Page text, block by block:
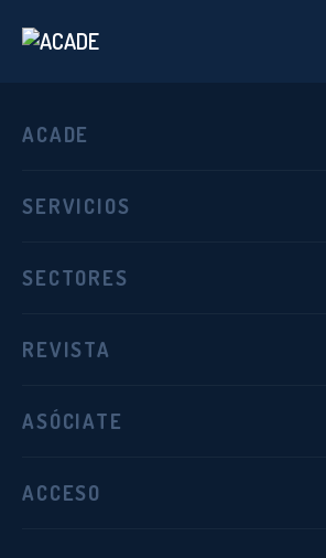
ACADE
SERVICIOS
SECTORES
REVISTA
ASÓCIATE
ACCESO
Acerca del Club de
Excelencia e
Educativa